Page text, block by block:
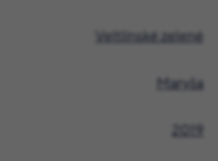
Veltlínské zelené
Maryša
2019